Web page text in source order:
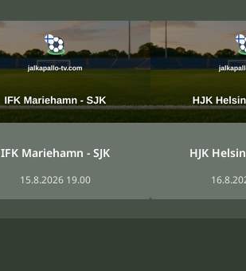
IFK Mariehamn - SJK
15.8.2026 19.00
HJK